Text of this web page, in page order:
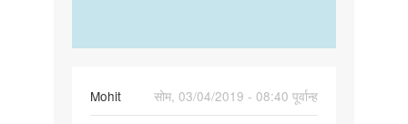
Mohit
सोम, 03/04/2019 - 08:40 पूर्वान्ह